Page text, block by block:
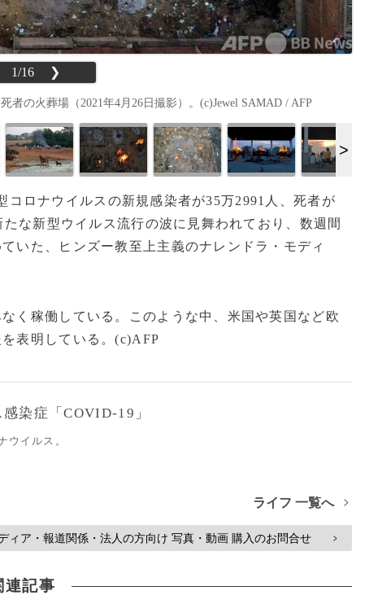
1/16 ❯
の火葬場（2021年4月26日撮影）。(c)Jewel SAMAD / AFP
コロナウイルスの新規感染者が35万2991人、死者が
な新型ウイルス流行の波に見舞われており、数週間
いた、ヒンズー教至上主義のナレンドラ・モディ
く稼働している。このような中、米国や英国など欧
表明している。(c)AFP
染症「COVID-19」
ウイルス。
ライフ 一覧へ >
ィア・報道関係・法人の方向け 写真・動画 購入のお問合せ >
連記事